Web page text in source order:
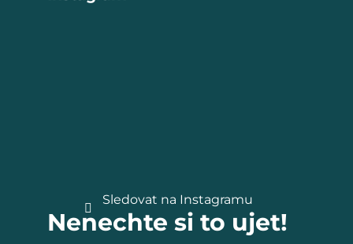
Sledovat na Instagramu
Nenechte si to ujet!